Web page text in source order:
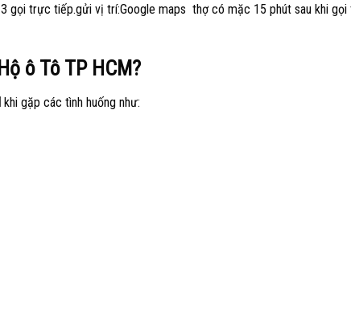
gọi trực tiếp.gửi vị trí:Google maps thợ có mặc 15 phút sau khi
ô Tô TP HCM?
khi gặp các tình huống như: